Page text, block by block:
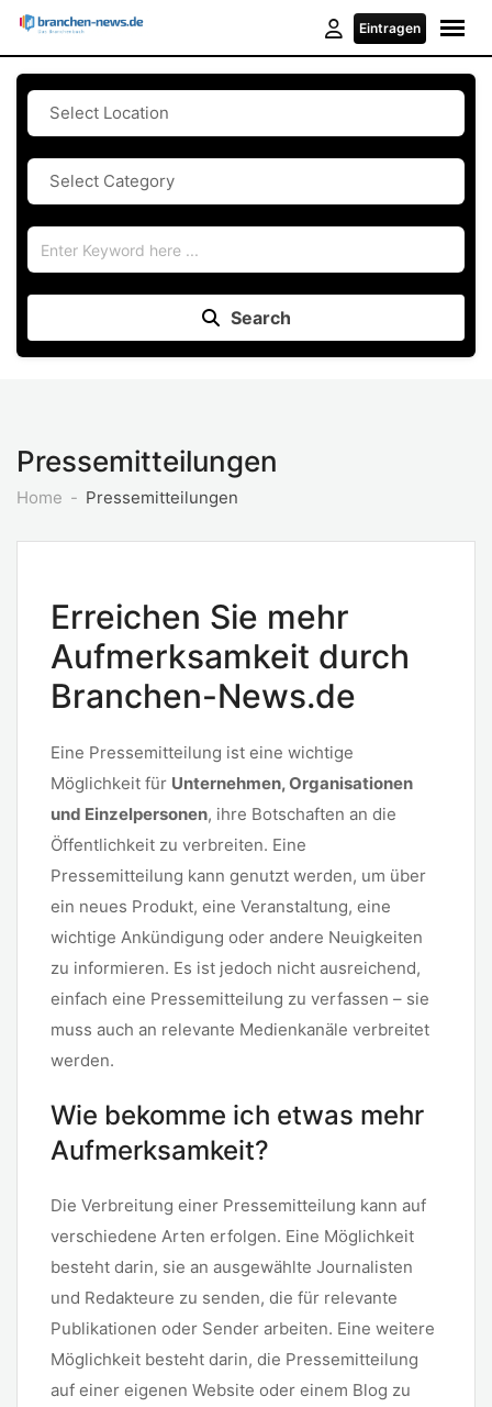
Eintragen
Search
Pressemitteilungen
Home Pressemitteilungen
Erreichen Sie mehr
Aufmerksamkeit durch
Branchen-News.de
Eine Pressemitteilung ist eine wichtige
Möglichkeit für Unternehmen, Organisationen
und Einzelpersonen, ihre Botschaften an die
Öffentlichkeit zu verbreiten. Eine
Pressemitteilung kann genutzt werden, um über
ein neues Produkt, eine Veranstaltung, eine
wichtige Ankündigung oder andere Neuigkeiten
zu informieren. Es ist jedoch nicht ausreichend,
einfach eine Pressemitteilung zu verfassen – sie
muss auch an relevante Medienkanäle verbreitet
werden.
Wie bekomme ich etwas mehr
Aufmerksamkeit?
Die Verbreitung einer Pressemitteilung kann auf
verschiedene Arten erfolgen. Eine Möglichkeit
besteht darin, sie an ausgewählte Journalisten
und Redakteure zu senden, die für relevante
Publikationen oder Sender arbeiten. Eine weitere
Möglichkeit besteht darin, die Pressemitteilung
auf einer eigenen Website oder einem Blog zu